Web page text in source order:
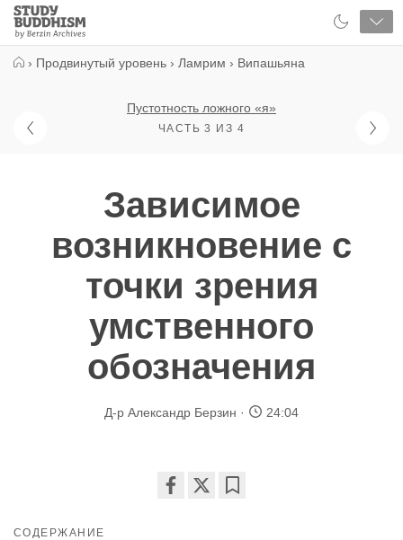
Close
Study
Buddhism
› Продвинутый уровень › Ламрим › Випашьяна
Пустотность ложного «я»
ЧАСТЬ 3 ИЗ 4
Зависимое
возникновение с
точки зрения
умственного
обозначения
Д-р Александр Берзин 24:04
СОДЕРЖАНИЕ